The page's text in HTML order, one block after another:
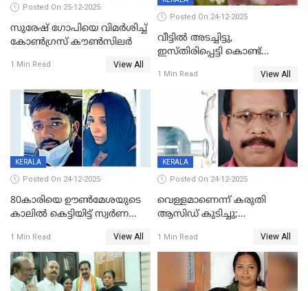
Posted On 25-12-2025
സുരേഷ് ഗോപിയെ വിമര്‍ശിച്ച്
കോണ്‍ഗ്രസ് കൗണ്‍സിലര്‍
1 Min Read View All
Posted On 24-12-2025
വീട്ടിൽ അടച്ചിട്ടു,
ഇസ്തിരിപ്പെട്ടി കൊണ്ട്
ഗർഭിണിയായ യുവതിക്ക് ക്രൂര
1 Min Read View All
KERALA
Posted On 24-12-2025
80കാരിയെ ഊൺമേശയുടെ
കാലിൽ കെട്ടിയിട്ട് സ്വർണവും
കൊച്ചുമകനും സുഹൃത്തും
അറസ്റ്റിൽ
1 Min Read View All
KERALA
Posted On 24-12-2025
വെള്ളമാണെന്ന് കരുതി
ആസിഡ് കുടിച്ചു;
മരിച്ചു
1 Min Read View All